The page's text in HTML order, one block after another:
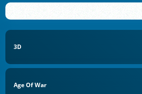
3D
Age Of War